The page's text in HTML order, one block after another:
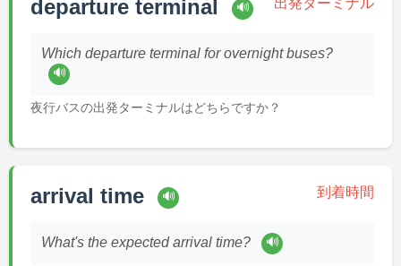
departure terminal 🔊 出発ターミナル
Which departure terminal for overnight buses?
🔊
夜行バスの出発ターミナルはどちらですか？
arrival time 🔊 到着時間
What's the expected arrival time? 🔊